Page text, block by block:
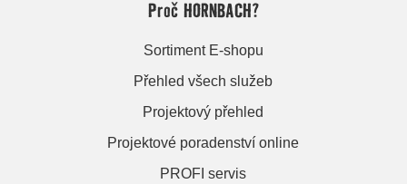
Proč HORNBACH?
Sortiment E-shopu
Přehled všech služeb
Projektový přehled
Projektové poradenství online
PROFI servis